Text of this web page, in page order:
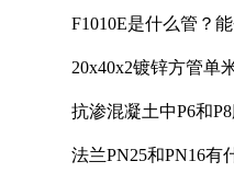
F1010E是什么管？
20x40x2镀锌方管单
抗渗混凝土中P6和
法兰PN25和PN16有